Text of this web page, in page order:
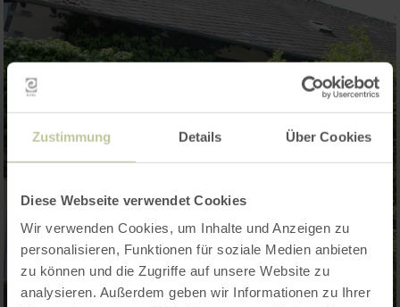
Zustimmung Details Über Cookies
Diese Webseite verwendet Cookies
Wir verwenden Cookies, um Inhalte und Anzeigen zu
personalisieren, Funktionen für soziale Medien anbieten
zu können und die Zugriffe auf unsere Website zu
analysieren. Außerdem geben wir Informationen zu Ihrer